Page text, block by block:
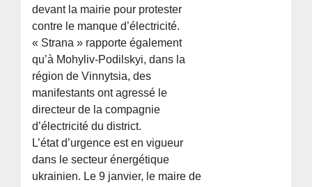
devant la mairie pour protester
contre le manque d’électricité.
« Strana » rapporte également
qu’à Mohyliv-Podilskyi, dans la
région de Vinnytsia, des
manifestants ont agressé le
directeur de la compagnie
d’électricité du district.
L’état d’urgence est en vigueur
dans le secteur énergétique
ukrainien. Le 9 janvier, le maire de